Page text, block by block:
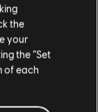
the
your
the “Set
of each